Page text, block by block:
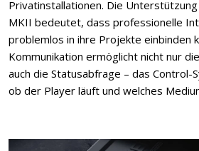
Privatinstallationen. Die
MKII bedeutet, dass professionelle
problemlos in ihre Projekte einbinden
Kommunikation ermöglicht nicht nur
auch die Statusabfrage – das
ob der Player läuft und welches